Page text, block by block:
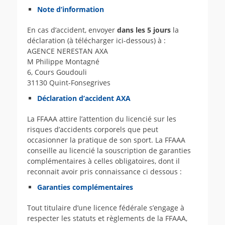
Note d’information
En cas d’accident, envoyer dans les 5 jours la
déclaration (à télécharger ici-dessous) à :
AGENCE NERESTAN AXA
M Philippe Montagné
6, Cours Goudouli
31130 Quint-Fonsegrives
Déclaration d’accident AXA
La FFAAA attire l’attention du licencié sur les
risques d’accidents corporels que peut
occasionner la pratique de son sport. La FFAAA
conseille au licencié la souscription de garanties
complémentaires à celles obligatoires, dont il
reconnait avoir pris connaissance ci dessous :
Garanties complémentaires
Tout titulaire d’une licence fédérale s’engage à
respecter les statuts et règlements de la FFAAA,